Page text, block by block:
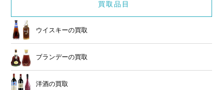
買取品目
ウイスキーの買取
ブランデーの買取
洋酒の買取